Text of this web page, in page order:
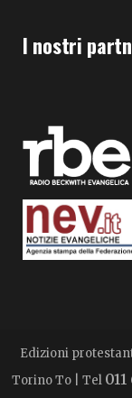
I nostri
Edizioni
Torino To | Tel 011